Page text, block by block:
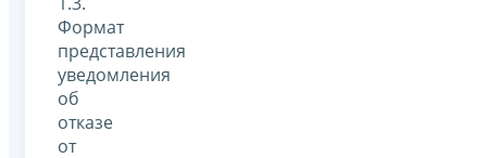
Формат
представления
уведомления
об
отказе
от